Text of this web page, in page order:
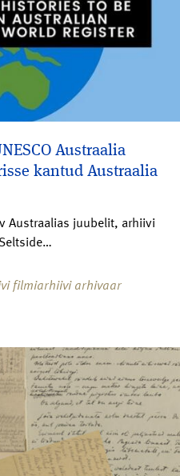
Austraalia
kantud Austraalia
Austraalias juubelit, arhiivi
filmiarhiivi arhivaar